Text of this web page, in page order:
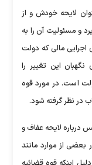
لایحه خودش و از
و مسئولیت آن را به
اجرایی مالی که دولت
این تغییر را
است. در مورد قوه
در نظر گرفته شود.
درباره لایحه عفاف و
از موارد مانند